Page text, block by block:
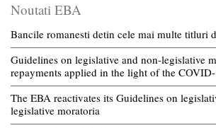
Noutati EBA
Bancile romanesti detin cele mai multe titluri
Guidelines on legislative and non-legislative
repayments applied in the light of the
The EBA reactivates its Guidelines on
legislative moratoria